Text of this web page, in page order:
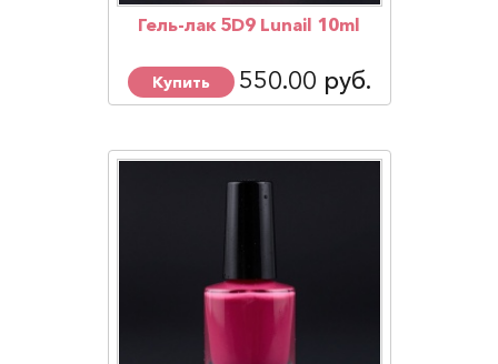
Гель-лак 5D9 Lunail 10ml
Купить 550.00 руб.